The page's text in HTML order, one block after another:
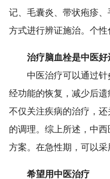
记、毛囊炎、带状疱疹
方式进行辨证施治。个性
治疗脑血栓是中医
中医治疗可以通过针
经功能的恢复，减少后
不仅关注疾病的治疗，
的调理。综上所述，中
方案。在急性期，可以采
希望用中医治疗